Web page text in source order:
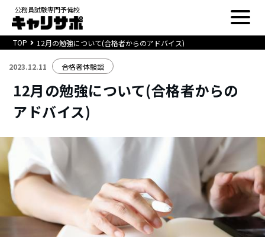
公務員試験専門予備校
TOP 12月の勉強について(合格者からのアドバイス)
2023.12.11 合格者体験談
12月の勉強について(合格者からの
アドバイス)